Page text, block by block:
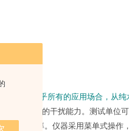
可胜任几乎所有的应用场合，从
光和色度的干扰能力。测试单位
的分辨率。仪器采用菜单式操作